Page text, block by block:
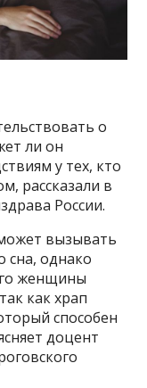
о
ли он
у тех, кто
рассказали в
России.
вызывать
сна, однако
женщины
как храп
способен
доцент